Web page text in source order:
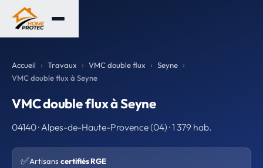
Accueil Travaux VMC double flux
Seyne
VMC double flux à Seyne
VMC double flux à Seyne
04140 · Alpes-de-Haute-Provence (04) · 1 379 hab.
✅Artisans certifiés RGE